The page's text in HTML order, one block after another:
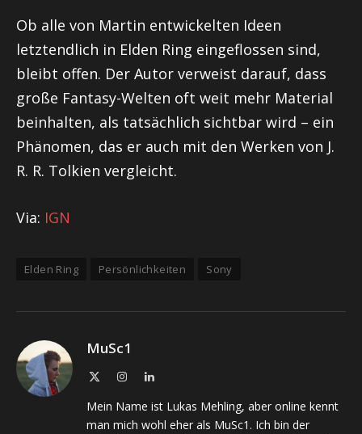
Ob alle von Martin entwickelten Ideen
letztendlich in Elden Ring eingeflossen sind,
bleibt offen. Der Autor verweist darauf, dass
große Fantasy-Welten oft weit mehr Material
beinhalten, als tatsächlich sichtbar wird – ein
Phänomen, das er auch mit den Werken von J.
R. R. Tolkien vergleicht.
Via: IGN
Elden Ring Persönlichkeiten Sony
MuSc1
InstagramLinkedIn
Mein Name ist Lukas Mehling, aber online kennt
man mich wohl eher als MuSc1. Ich bin der